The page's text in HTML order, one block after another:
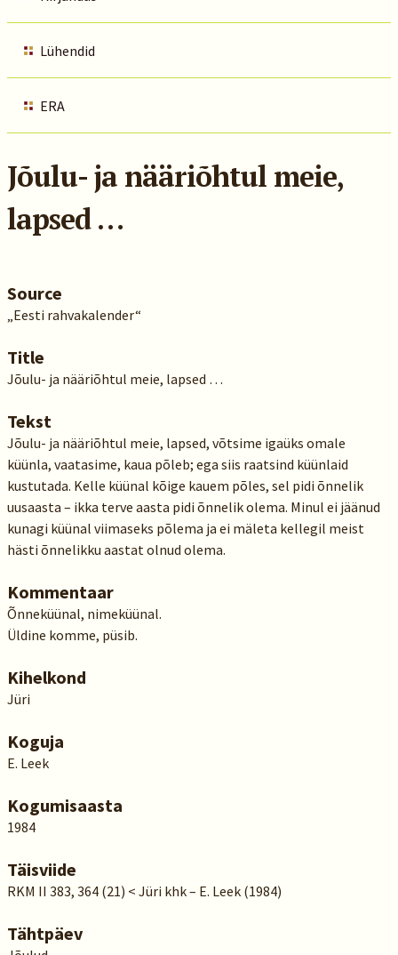
Lühendid
ERA
Jõulu- ja nääriõhtul meie,
lapsed …
Source
„Eesti rahvakalender“
Title
Jõulu- ja nääriõhtul meie, lapsed …
Tekst
Jõulu- ja nääriõhtul meie, lapsed, võtsime igaüks omale
küünla, vaatasime, kaua põleb; ega siis raatsind küünlaid
kustutada. Kelle küünal kõige kauem põles, sel pidi õnnelik
uusaasta – ikka terve aasta pidi õnnelik olema. Minul ei jäänud
kunagi küünal viimaseks põlema ja ei mäleta kellegil meist
hästi õnnelikku aastat olnud olema.
Kommentaar
Õnneküünal, nimeküünal.
Üldine komme, püsib.
Kihelkond
Jüri
Koguja
E. Leek
Kogumisaasta
1984
Täisviide
RKM II 383, 364 (21) < Jüri khk – E. Leek (1984)
Tähtpäev